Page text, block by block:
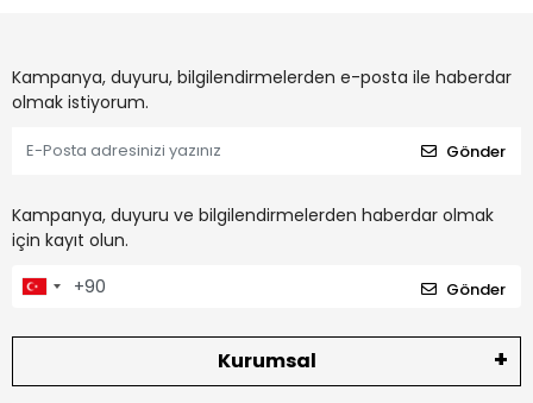
Kampanya, duyuru, bilgilendirmelerden e-posta ile haberdar
olmak istiyorum.
Gönder
Kampanya, duyuru ve bilgilendirmelerden haberdar olmak
için kayıt olun.
Gönder
Kurumsal